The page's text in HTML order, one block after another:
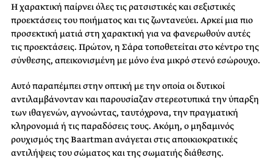
Η χαρακτική παίρνει όλες τις ρατσιστικές και σεξιστικές
προεκτάσεις του ποιήματος και τις ζωντανεύει. Αρκεί μια πιο
προσεκτική ματιά στη χαρακτική για να φανερωθούν αυτές
τις προεκτάσεις. Πρώτον, η Σάρα τοποθετείται στο κέντρο της
σύνθεσης, απεικονισμένη με μόνο ένα μικρό στενό εσώρουχο.
Αυτό παραπέμπει στην οπτική με την οποία οι δυτικοί
αντιλαμβάνονταν και παρουσίαζαν στερεοτυπικά την ύπαρξη
των ιθαγενών, αγνοώντας, ταυτόχρονα, την πραγματική
κληρονομιά ή τις παραδόσεις τους. Ακόμη, ο μηδαμινός
ρουχισμός της Baartman ανάγεται στις αποικιοκρατικές
αντιλήψεις του σώματος και της σωματιής διάθεσης.